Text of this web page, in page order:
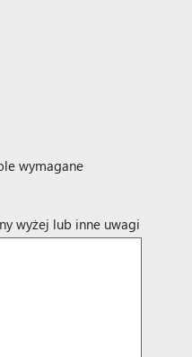
wymagane
wyżej lub inne uwagi